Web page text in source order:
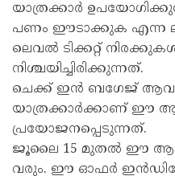
യാത്രക്കാര്‍
പണം ഈടാക്കുക എന്ന
ലെവല്‍ ടിക്കറ്റ്
നിശ്ചയിച്ചിരിക്കുന്നത്.
ചെക്ക് ഇന്‍ ബഗേജ്
യാത്രക്കാര്‍ക്കാണ് ഈ
പ്രയോജനപ്പെടുന്നത്.
ജൂലൈ 15 മുതല്‍ ഈ
വരും. ഈ ഓഫര്‍